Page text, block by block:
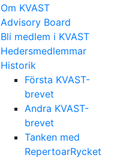
Om KVAST
Advisory Board
Bli medlem i KVAST
Hedersmedlemmar
Historik
Första KVAST-
brevet
Andra KVAST-
brevet
Tanken med
RepertoarRycket